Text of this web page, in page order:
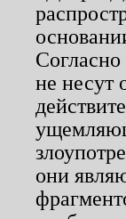
не несут
они